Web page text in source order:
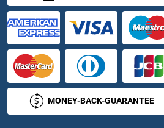
KCNJ2 Anticorps
KCNJ3 Anticorps
KCNJ4 Anticorps
KCNJ5 Anticorps
MONEY-BACK-GUARANTEE